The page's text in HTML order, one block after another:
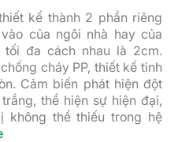
kế thành 2 phần riêng
của ngôi nhà hay của
đa cách nhau là 2cm.
cháy PP, thiết kế tinh
Cảm biến phát hiện đột
thể hiện sự hiện đại,
không thể thiếu trong hệ